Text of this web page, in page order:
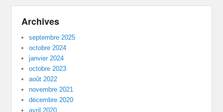
Archives
septembre 2025
octobre 2024
janvier 2024
octobre 2023
août 2022
novembre 2021
décembre 2020
avril 2020